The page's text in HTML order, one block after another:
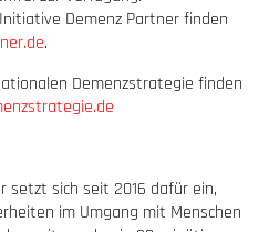
Demenz Partner finden
.
Demenzstrategie finden
setzt sich seit 2016 dafür ein,
im Umgang mit Menschen